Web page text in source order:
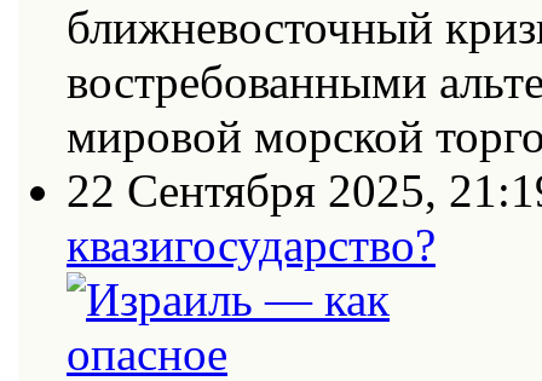
ближневосточный
востребованными
мировой морской
22 Сентября 2025,
квазигосударство?